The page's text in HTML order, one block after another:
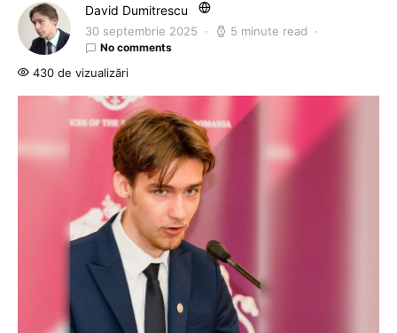
David Dumitrescu
30 septembrie 2025 5 minute read
No comments
430 de vizualizări